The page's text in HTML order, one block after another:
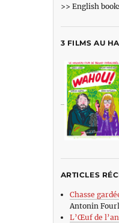
>> English
3 FILMS AU
ARTICLES
Chasse
Antonin
L’Œuf de